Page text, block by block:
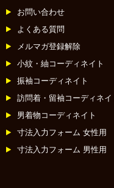
お問い合わせ
よくある質問
メルマガ登録解除
小紋・紬コーディネイト
振袖コーディネイト
訪問着・留袖コーディネイ
男着物コーディネイト
寸法入力フォーム 女性用
寸法入力フォーム 男性用